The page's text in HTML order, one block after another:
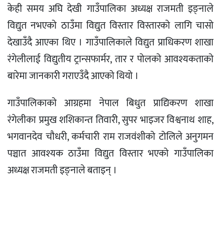
केही समय अघि देखी गाउँपालिका अध्यक्ष राजमती इङ्नाले
विद्युत नभएको ठाउँमा विद्युत विस्तार विस्तारको लागि चासो
देखाउँदै आएका थिए । गाउँपालिकाले विद्युत प्राधिकरण शाखा
रंगेलीलाई विद्युतीय ट्रान्सफार्मर, तार र पोलको आवश्यकताको
बारेमा जानकारी गराएउँदै आएको थियो ।
गाउँपालिकाको आग्रहमा नेपाल बिधुत प्राद्यिकरण शाखा
रंगेलीका प्रमुख शशिकान्त तिवारी, सुपर भाइजर विश्वनाथ शाह,
भगवानदेव चौधरी, कर्मचारी राम राजवंशीको टोलिले अनुगमन
पञ्चात आवश्यक ठाउँमा विद्युत विस्तार भएको गाउँपालिका
अध्यक्ष राजमती इङ्नाले बताइन् ।